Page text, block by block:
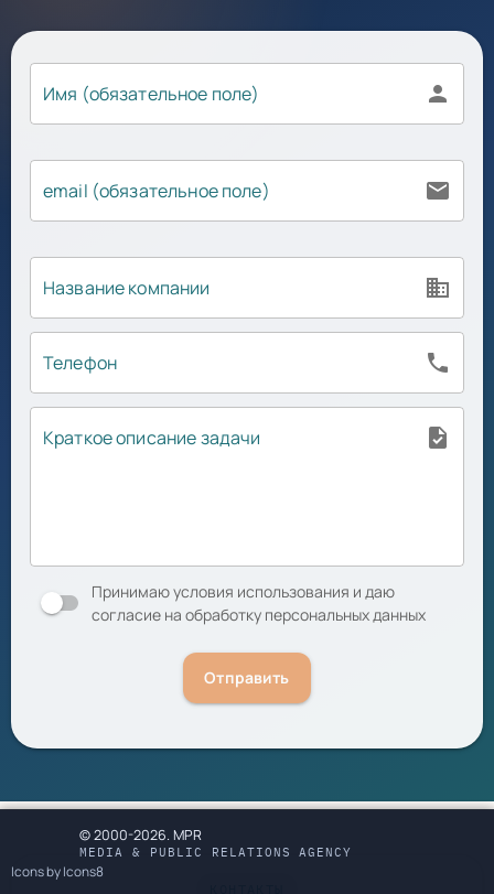
Имя (обязательное поле) person
email (обязательное поле) email
Название компании business
Телефон phone
Краткое описание задачи task
Принимаю условия использования и даю
согласие на обработку персональных данных
Отправить
© 2000-2026. MPR
MEDIA & PUBLIC RELATIONS AGENCY
Icons by Icons8